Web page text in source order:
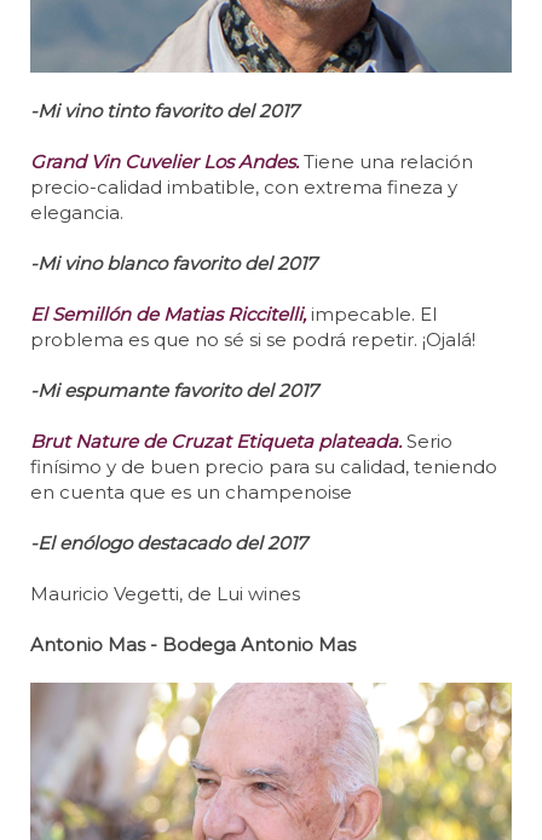
-Mi vino tinto favorito del 2017
Grand Vin Cuvelier Los Andes.Tiene una relación
precio-calidad imbatible, con extrema fineza y
elegancia.
-Mi vino blanco favorito del 2017
El Semillón de Matias Riccitelli,impecable. El
problema es que no sé si se podrá repetir. ¡Ojalá!
-Mi espumante favorito del 2017
Brut Nature de Cruzat Etiqueta plateada.Serio
finísimo y de buen precio para su calidad, teniendo
en cuenta que es un champenoise
-El enólogo destacado del 2017
Mauricio Vegetti, de Lui wines
Antonio Mas - Bodega Antonio Mas